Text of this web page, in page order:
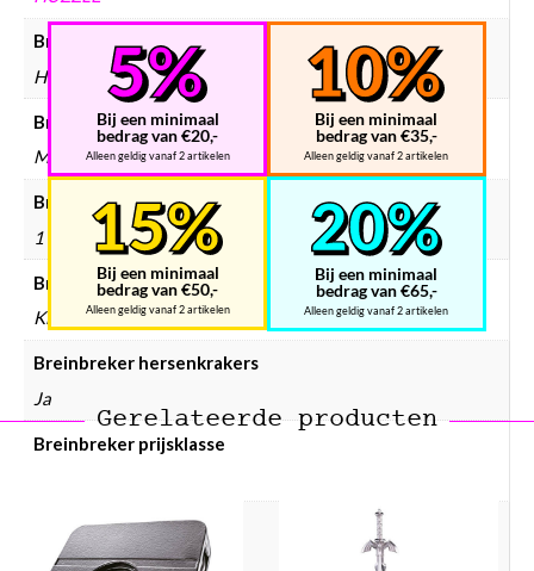
Breinbreker merken
Huzzle
Breinbreker materiaal
Metaal
Breinbreker aantal spelers
1
Breinbreker doelgroep
Kinderen, Volwassenen
Breinbreker hersenkrakers
Ja
Breinbreker prijsklasse
Breinbreker moeilijkheid
4 sterren (moeilijk)
Bij een minimaal
bedrag van €20,-
Alleen geldig vanaf 2 artikelen
Bij een minimaal
bedrag van €35,-
Alleen geldig vanaf 2 artikelen
Bij een minimaal
bedrag van €50,-
Alleen geldig vanaf 2 artikelen
Bij een minimaal
bedrag van €65,-
Alleen geldig vanaf 2 artikelen
Gerelateerde producten